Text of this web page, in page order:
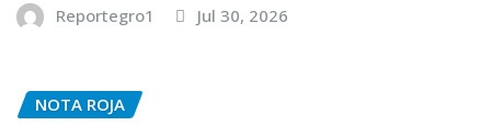
Reportegro1 Jul 30, 2026
NOTA ROJA